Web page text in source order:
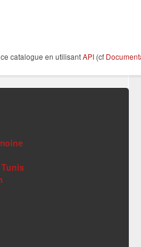
catalogue en utilisantAPI (cf